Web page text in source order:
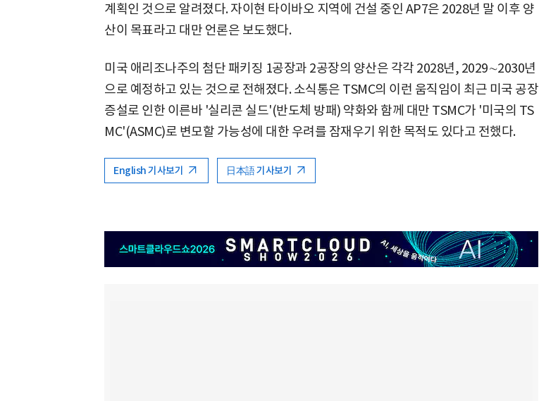
계획인 것으로 알려졌다. 자이현 타이바오 지역에 건설 중인 AP7은 2028년 말 이후 양
산이 목표라고 대만 언론은 보도했다.
미국 애리조나주의 첨단 패키징 1공장과 2공장의 양산은 각각 2028년, 2029∼2030년
으로 예정하고 있는 것으로 전해졌다. 소식통은 TSMC의 이런 움직임이 최근 미국 공장
증설로 인한 이른바 '실리콘 실드'(반도체 방패) 약화와 함께 대만 TSMC가 '미국의 TS
MC'(ASMC)로 변모할 가능성에 대한 우려를 잠재우기 위한 목적도 있다고 전했다.
English 기사보기 日本語 기사보기